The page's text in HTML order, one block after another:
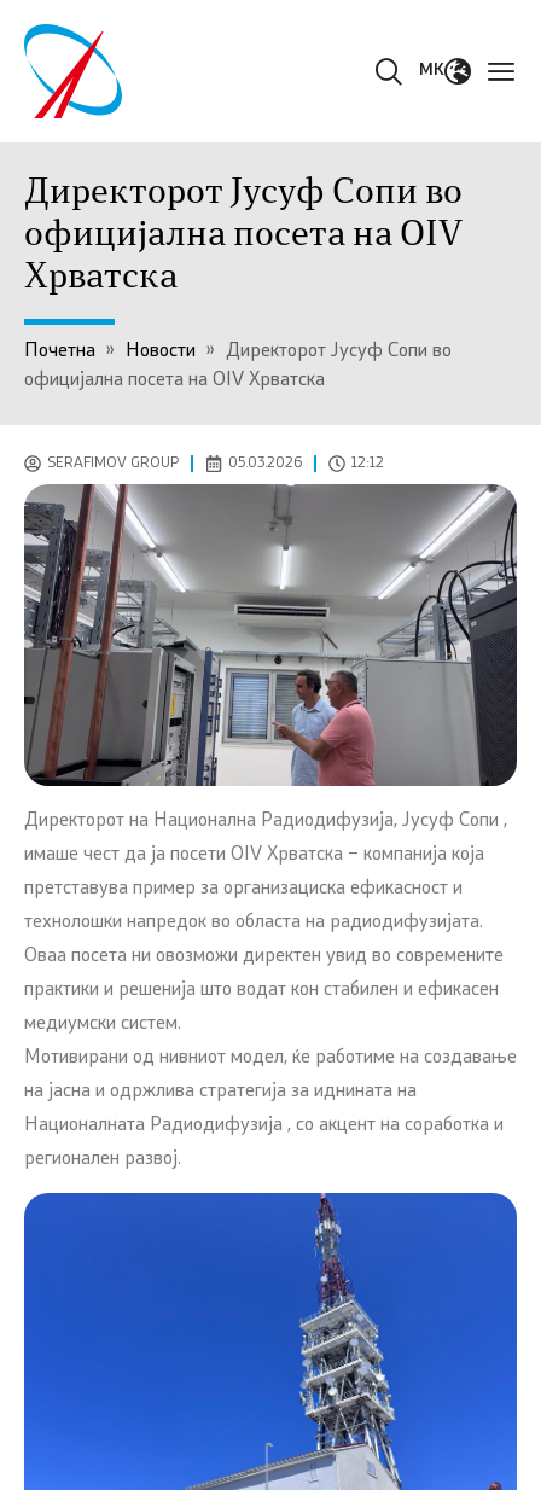
MK
Директорот Јусуф Сопи во
официјална посета на OIV
Хрватска
Почетна » Новости »
Директорот Јусуф Сопи во
официјална посета на OIV Хрватска
SERAFIMOV GROUP 05.03.2026 12:12
Директорот на Национална Радиодифузија, Јусуф Сопи ,
имаше чест да ја посети OIV Хрватска – компанија која
претставува пример за организациска ефикасност и
технолошки напредок во областа на радиодифузијата.
Оваа посета ни овозможи директен увид во современите
практики и решенија што водат кон стабилен и ефикасен
медиумски систем.
Мотивирани од нивниот модел, ќе работиме на создавање
на јасна и одржлива стратегија за иднината на
Националната Радиодифузија , со акцент на соработка и
регионален развој.